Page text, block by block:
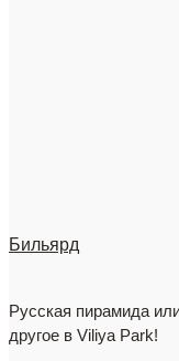
Бильярд
Русская пирамида
другое в Viliya Park!